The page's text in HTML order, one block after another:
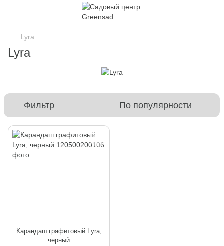
Lyra
Lyra
Фильтр По популярности
Карандаш графитовый Lyra,
черный